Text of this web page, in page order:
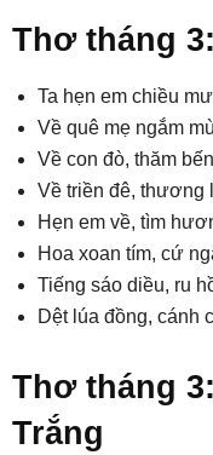
Thơ tháng
Ta hẹn em chiều
Về quê mẹ ngắm
Về con đò, thăm
Về triền đê, thương
Hẹn em về, tìm
Hoa xoan tím, cứ
Tiếng sáo diều, ru
Dệt lúa đồng, cánh
Thơ tháng
Trắng